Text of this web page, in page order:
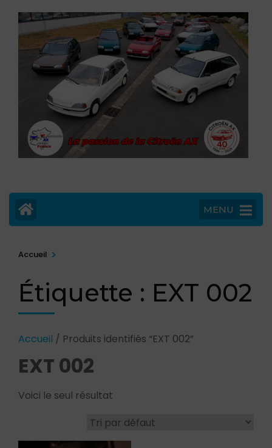
MENU
Accueil >
Étiquette : EXT 002
Accueil / Produits identifiés “EXT 002”
EXT 002
Voici le seul résultat